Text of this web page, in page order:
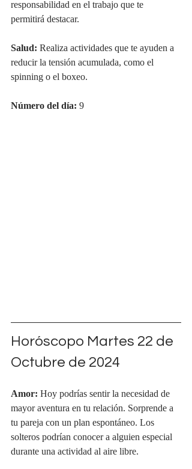
responsabilidad en el trabajo que te
permitirá destacar.
Salud: Realiza actividades que te ayuden a
reducir la tensión acumulada, como el
spinning o el boxeo.
Número del día: 9
Horóscopo Martes 22 de
Octubre de 2024
Amor: Hoy podrías sentir la necesidad de
mayor aventura en tu relación. Sorprende a
tu pareja con un plan espontáneo. Los
solteros podrían conocer a alguien especial
durante una actividad al aire libre.